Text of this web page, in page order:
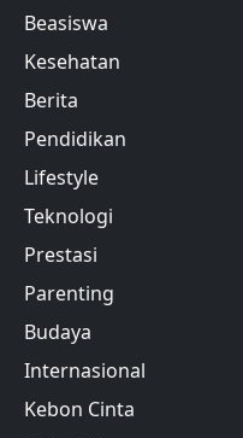
Beasiswa
Kesehatan
Berita
Pendidikan
Lifestyle
Teknologi
Prestasi
Parenting
Budaya
Internasional
Kebon Cinta